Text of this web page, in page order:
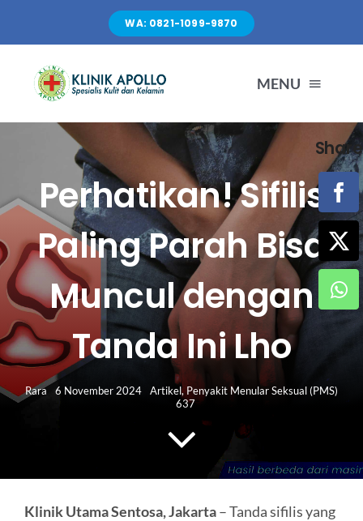
content
WA: 0821-1099-9870
MENU
TENTANG KAMI
LAYANAN
FASILITAS
ARTIKEL
HUBUNGI KAMI
Perhatikan! Sifilis
Paling Parah Bisa
Muncul dengan
Tanda Ini Lho
Rara 6 November 2024 Artikel,Penyakit Menular Seksual (PMS)
637
Klinik Utama Sentosa, Jakarta– Tanda sifilis yang
Share